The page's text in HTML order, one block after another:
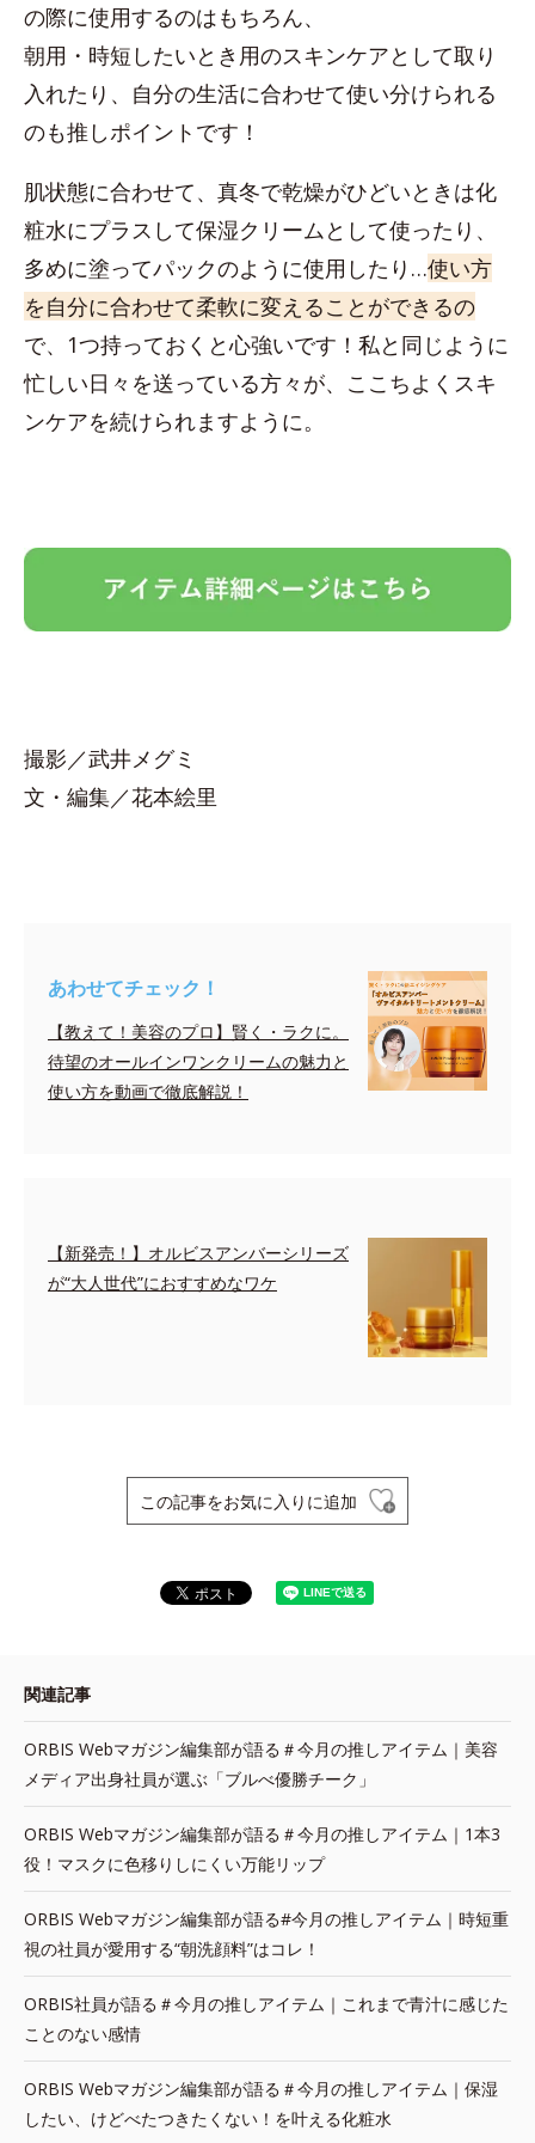
の際に使用するのはもちろん、
朝用・時短したいとき用のスキンケアとして取り
入れたり、自分の生活に合わせて使い分けられる
のも推しポイントです！
肌状態に合わせて、真冬で乾燥がひどいときは化
粧水にプラスして保湿クリームとして使ったり、
多めに塗ってパックのように使用したり…使い方
を自分に合わせて柔軟に変えることができるの
で、1つ持っておくと心強いです！私と同じように
忙しい日々を送っている方々が、ここちよくスキ
ンケアを続けられますように。
撮影／武井メグミ
文・編集／花本絵里
あわせてチェック！
【教えて！美容のプロ】賢く・ラクに。
待望のオールインワンクリームの魅力と
使い方を動画で徹底解説！
【新発売！】オルビスアンバーシリーズ
が“大人世代”におすすめなワケ
この記事をお気に入りに追加
関連記事
ORBIS Webマガジン編集部が語る＃今月の推しアイテム｜美容
メディア出身社員が選ぶ「ブルべ優勝チーク」
ORBIS Webマガジン編集部が語る＃今月の推しアイテム｜1本3
役！マスクに色移りしにくい万能リップ
ORBIS Webマガジン編集部が語る#今月の推しアイテム｜時短重
視の社員が愛用する“朝洗顔料”はコレ！
ORBIS社員が語る＃今月の推しアイテム｜これまで青汁に感じた
ことのない感情
ORBIS Webマガジン編集部が語る＃今月の推しアイテム｜保湿
したい、けどべたつきたくない！を叶える化粧水